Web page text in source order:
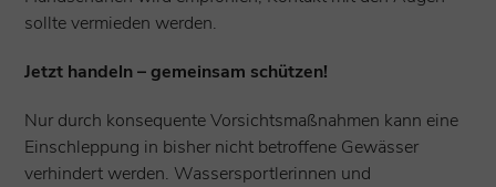
sollte vermieden werden.
Jetzt handeln – gemeinsam schützen!
Nur durch konsequente Vorsichtsmaßnahmen kann eine
Einschleppung in bisher nicht betroffene Gewässer
verhindert werden. Wassersportlerinnen und